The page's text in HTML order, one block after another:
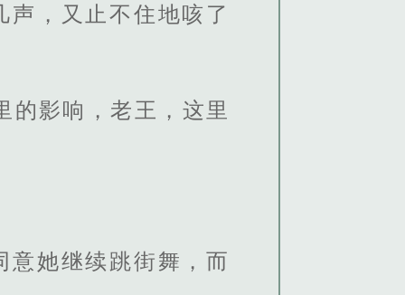
，又止不住地咳了
的影响，老王，这里
意她继续跳街舞，而